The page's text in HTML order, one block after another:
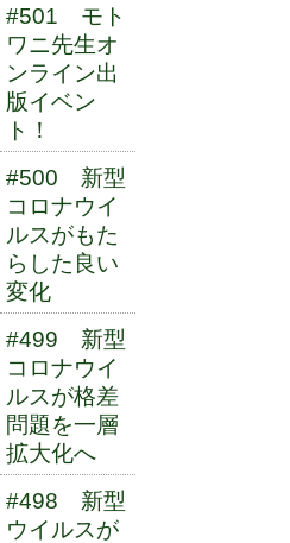
#501 モト
ワニ先生オ
ンライン出
版イベン
ト！
#500 新型
コロナウイ
ルスがもた
らした良い
変化
#499 新型
コロナウイ
ルスが格差
問題を一層
拡大化へ
#498 新型
ウイルスが